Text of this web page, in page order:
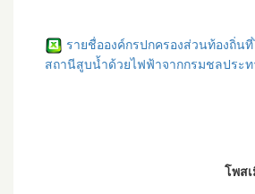
รายชื่อองค์กรปกครองส่วนท้องถิ่น
สถานีสูบน้ำด้วยไฟฟ้าจากกรมชลประ
โพส